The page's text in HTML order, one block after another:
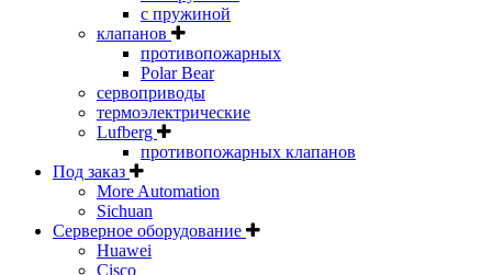
с пружиной
клапанов
противопожарных
Polar Bear
сервоприводы
термоэлектрические
Lufberg
противопожарных клапанов
Под заказ
More Automation
Sichuan
Серверное оборудование
Huawei
Cisco